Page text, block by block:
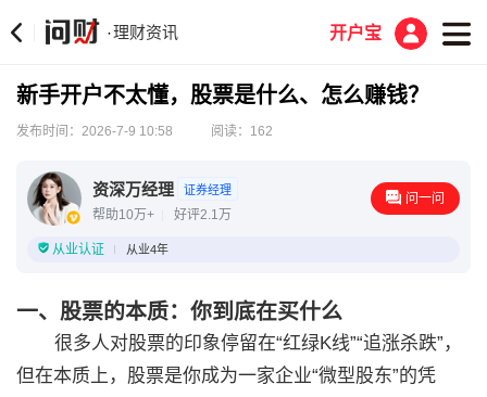
·理财资讯 开户宝
新手开户不太懂，股票是什么、怎么赚钱？
发布时间：2026-7-9 10:58 阅读：162
资深万经理 证券经理
帮助10万+ 好评2.1万
问一问
从业认证 从业4年
一、股票的本质：你到底在买什么
很多人对股票的印象停留在“红绿K线”“追涨杀跌”，
但在本质上，股票是你成为一家企业“微型股东”的凭